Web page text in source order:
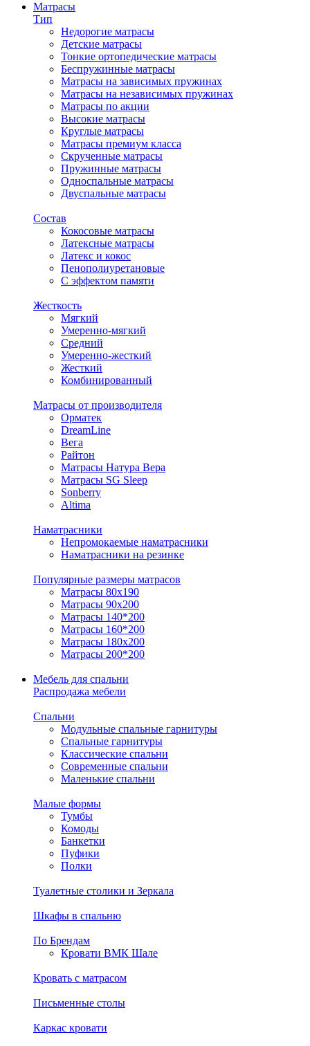
Матрасы
Тип
Недорогие матрасы
Детские матрасы
Тонкие ортопедические матрасы
Беспружинные матрасы
Матрасы на зависимых пружинах
Матрасы на независимых пружинах
Матрасы по акции
Высокие матрасы
Круглые матрасы
Матрасы премиум класса
Скрученные матрасы
Пружинные матрасы
Односпальные матрасы
Двуспальные матрасы
Состав
Кокосовые матрасы
Латексные матрасы
Латекс и кокос
Пенополиуретановые
С эффектом памяти
Жесткость
Мягкий
Умеренно-мягкий
Средний
Умеренно-жесткий
Жесткий
Комбинированный
Матрасы от производителя
Орматек
DreamLine
Вега
Райтон
Матрасы Натура Вера
Матрасы SG Sleep
Sonberry
Altima
Наматрасники
Непромокаемые наматрасники
Наматрасники на резинке
Популярные размеры матрасов
Матрасы 80x190
Матрасы 90x200
Матрасы 140*200
Матрасы 160*200
Матрасы 180x200
Матрасы 200*200
Мебель для спальни
Распродажа мебели
Спальни
Модульные спальные гарнитуры
Спальные гарнитуры
Классические спальни
Современные спальни
Маленькие спальни
Малые формы
Тумбы
Комоды
Банкетки
Пуфики
Полки
Туалетные столики и Зеркала
Шкафы в спальню
По Брендам
Кровати ВМК Шале
Кровать с матрасом
Письменные столы
Каркас кровати